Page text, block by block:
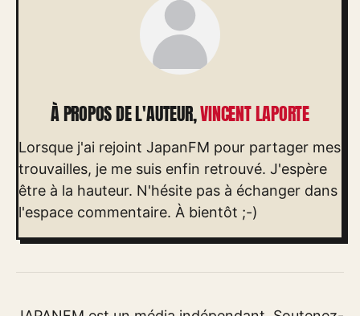
À PROPOS DE L'AUTEUR,VINCENT LAPORTE
Lorsque j'ai rejoint JapanFM pour partager mes
trouvailles, je me suis enfin retrouvé. J'espère
être à la hauteur. N'hésite pas à échanger dans
l'espace commentaire. À bientôt ;-)